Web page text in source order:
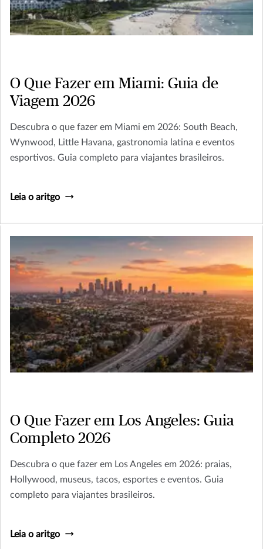
O Que Fazer em Miami: Guia de
Viagem 2026
Descubra o que fazer em Miami em 2026: South Beach,
Wynwood, Little Havana, gastronomia latina e eventos
esportivos. Guia completo para viajantes brasileiros.
Leia o aritgo
O Que Fazer em Los Angeles: Guia
Completo 2026
Descubra o que fazer em Los Angeles em 2026: praias,
Hollywood, museus, tacos, esportes e eventos. Guia
completo para viajantes brasileiros.
Leia o aritgo